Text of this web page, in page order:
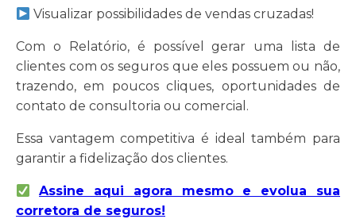
Visualizar possibilidades de vendas cruzadas!
Com o Relatório, é possível gerar uma lista de
clientes com os seguros que eles possuem ou não,
trazendo, em poucos cliques, oportunidades de
contato de consultoria ou comercial.
Essa vantagem competitiva é ideal também para
garantir a fidelização dos clientes.
Assine aqui agora mesmo e evolua sua
corretora de seguros!